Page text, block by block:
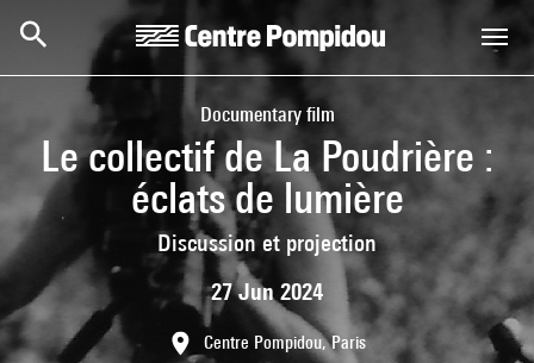
Skip to main content
Centre Pompidou
Documentary film
Le collectif de La Poudrière :
éclats de lumière
Discussion et projection
27 Jun 2024
Centre Pompidou, Paris